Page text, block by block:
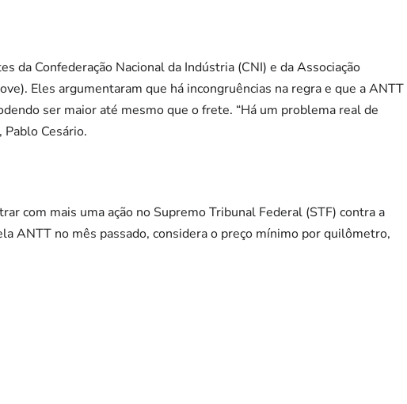
da Confederação Nacional da Indústria (CNI) e da Associação
Eles argumentaram que há incongruências na regra e que a ANTT
ser maior até mesmo que o frete. “Há um problema real de
Cesário.
com mais uma ação no Supremo Tribunal Federal (STF) contra a
ANTT no mês passado, considera o preço mínimo por quilômetro,